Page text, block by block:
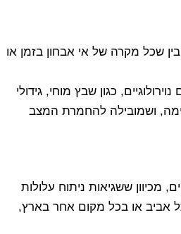
שכל מקרה של אי אבחון בזמן או
כגון שבץ מוחי, גידולי
ושמובילה להחמרת המצב
מכיוון ששגיאות ניתוח עלולות
אביב או בכל מקום אחר בארץ,